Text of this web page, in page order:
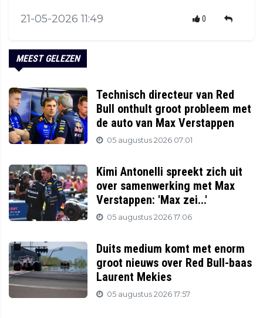
21-05-2026 11:49 0
MEEST GELEZEN
Technisch directeur van Red
Bull onthult groot probleem met
de auto van Max Verstappen
05 augustus 2026 07:01
Kimi Antonelli spreekt zich uit
over samenwerking met Max
Verstappen: 'Max zei...'
05 augustus 2026 17:06
Duits medium komt met enorm
groot nieuws over Red Bull-baas
Laurent Mekies
05 augustus 2026 17:57